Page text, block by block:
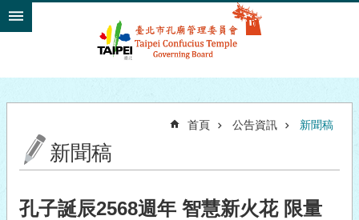
跳到主要內容區塊
首頁 公告資訊 新聞稿
新聞稿
孔子誕辰2568週年 智慧新火花 限量